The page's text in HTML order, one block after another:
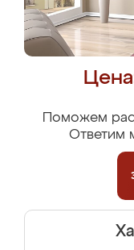
Поможем
Ответим